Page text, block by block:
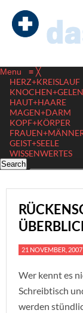
Menu ≡ ╳
HERZ+KREISLAUF
HAUT+HAARE
MAGEN+DARM
KOPF+KÖRPER
GEIST+SEELE
WISSENWERTES
21 NOVEMBER, 2007
Wer kennt es
Schreibtisch
werden